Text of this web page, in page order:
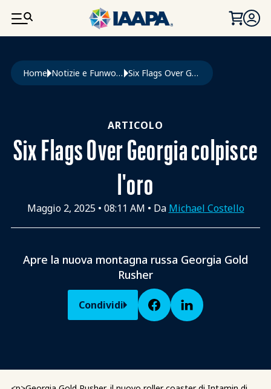
SALTA AL CONTENUTO PRINCIPALE
Briciole di pane
Home Notizie e Funworld Six Flags Over Georgia Colpisce L'oro
ARTICOLO
Six Flags Over Georgia colpisce
l'oro
Maggio 2, 2025• 08:11 AM • Da Michael Costello
Apre la nuova montagna russa Georgia Gold
Rusher
Condividi